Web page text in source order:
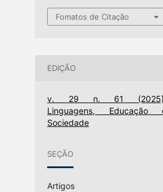
Fomatos de Citação
EDIÇÃO
v. 29 n. 61
Linguagens, Educação
Sociedade
SEÇÃO
Artigos